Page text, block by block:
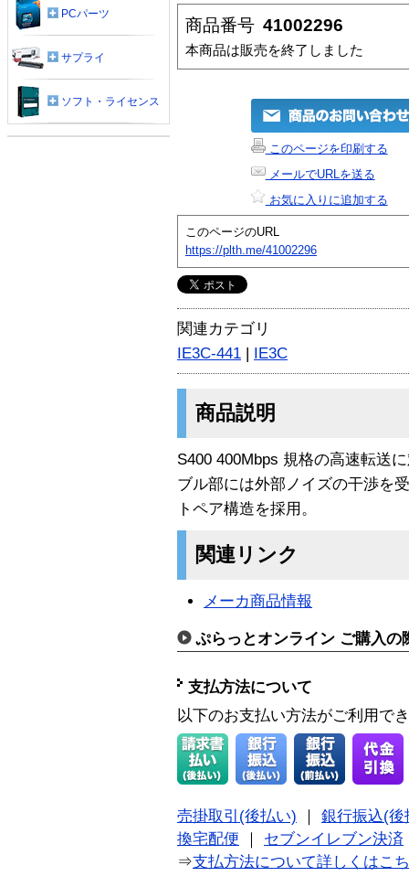
商品番号 41002296
本商品は販売を終了しました
このページを印刷する
メールでURLを送る
お気に入りに追加する
このページのURL
https://plth.me/41002296
関連カテゴリ
IE3C-441 | IE3C
商品説明
S400 400Mbps 規格の高速転送
ブル部には外部ノイズの干渉を
トペア構造を採用。
関連リンク
メーカ商品情報
ぷらっとオンライン ご購入の
支払方法について
以下のお支払い方法がご利用で
売掛取引(後払い)
銀行振込(後
換宅配便
セブンイレブン決済
⇒支払方法について詳しくはこ
PCパーツ
サプライ
ソフト・ライセンス